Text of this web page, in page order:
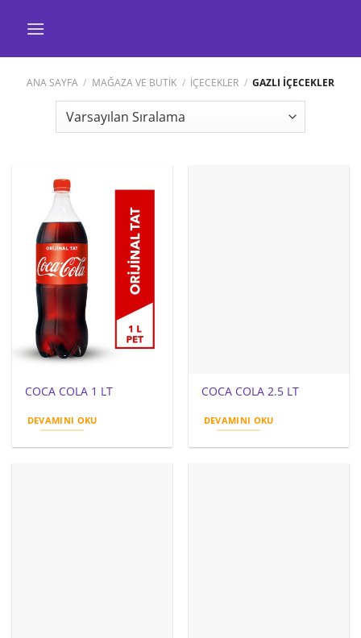
ANA SAYFA / MAĞAZA VE BUTİK / İÇECEKLER / GAZLI İÇECEKLER
COCA COLA 1 LT
DEVAMINI OKU
COCA COLA 2.5 LT
DEVAMINI OKU